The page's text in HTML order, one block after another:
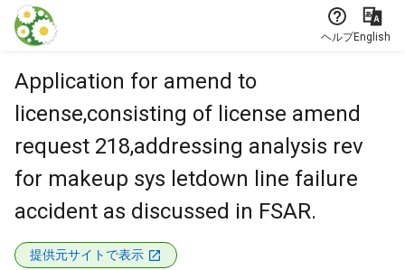
本文に飛ぶ
ヘルプEnglish
Application for amend to
license,consisting of license amend
request 218,addressing analysis rev
for makeup sys letdown line failure
accident as discussed in FSAR.
提供元サイトで表示